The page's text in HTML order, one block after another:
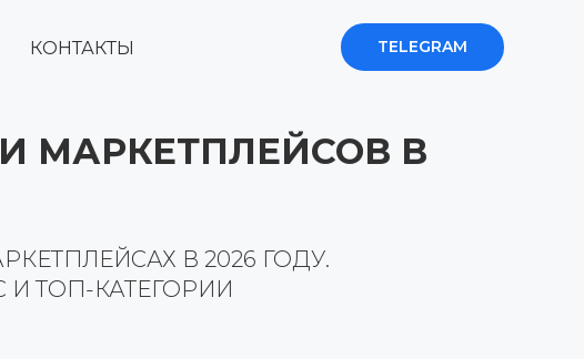
TELEGRAM
КОНТАКТЫ
МАРКЕТПЛЕЙСОВ В
В 2026 ГОДУ.
ТОП-КАТЕГОРИИ